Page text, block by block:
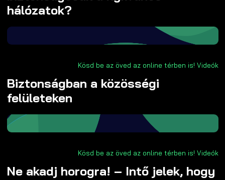
hálózatok?
Kösd be az öved az online térben is! Videók
Biztonságban a közösségi
felületeken
Kösd be az öved az online térben is! Videók
Ne akadj horogra! – Intő jelek, hogy